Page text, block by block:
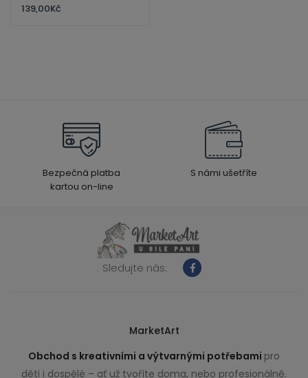
139,00Kč
Bezpečná platba
kartou on-line
S námi ušetříte
Sledujte nás:
MarketArt
Obchod s kreativními a výtvarnými potřebami pro
děti i dospělé – ať už tvoříte doma, nebo profesionálně.